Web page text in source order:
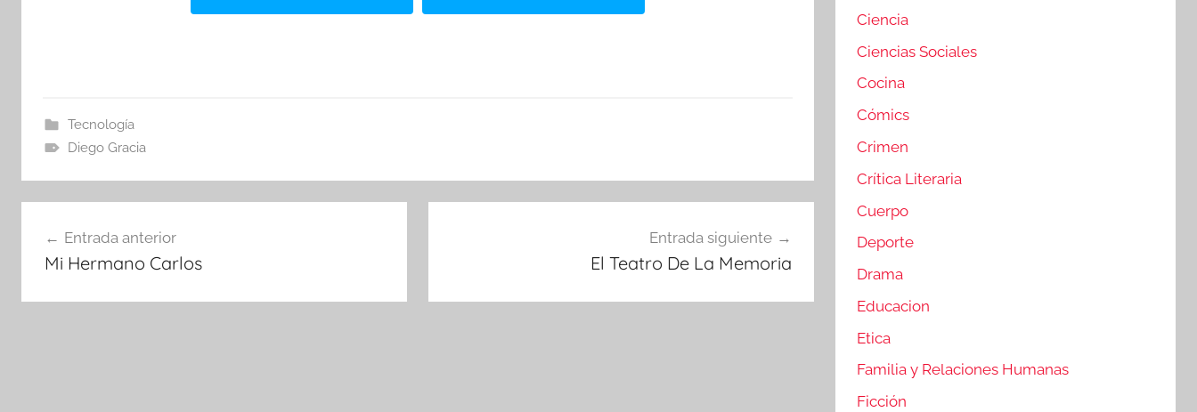
Tecnología
Diego Gracia
de
Entrada anterior
Mi Hermano Carlos
Entrada siguiente
El Teatro De La Memoria
Ciencia
Ciencias Sociales
Cocina
Cómics
Crimen
Crítica Literaria
Cuerpo
Deporte
Drama
Educacion
Etica
Familia y Relaciones Humanas
Ficción